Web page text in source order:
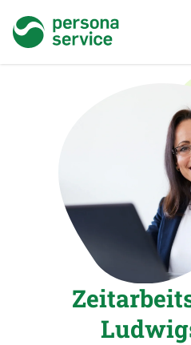
persona service